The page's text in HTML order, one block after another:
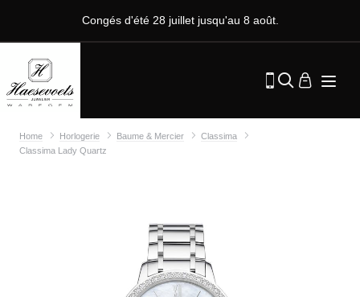
Congés d'été 28 juillet jusqu'au 8 août.
Home Horlogerie Baume & Mercier
Classima
Classima Lady Quartz